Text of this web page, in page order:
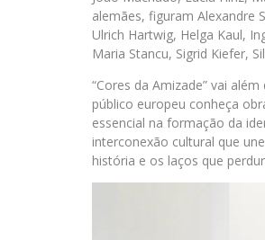
alemães, figuram Alexandre
Ulrich Hartwig, Helga Kaul,
Maria Stancu, Sigrid Kiefer,
“Cores da Amizade” vai
público europeu conheça
essencial na formação da
interconexão cultural que
história e os laços que